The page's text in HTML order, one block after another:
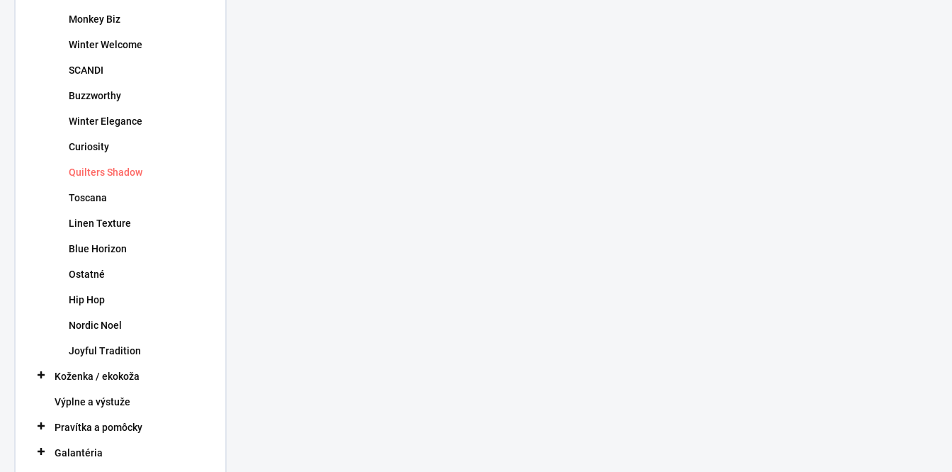
Monkey Biz
Winter Welcome
SCANDI
Buzzworthy
Winter Elegance
Curiosity
Quilters Shadow
Toscana
Linen Texture
Blue Horizon
Ostatné
Hip Hop
Nordic Noel
Joyful Tradition
Koženka / ekokoža
Výplne a výstuže
Pravítka a pomôcky
Galantéria